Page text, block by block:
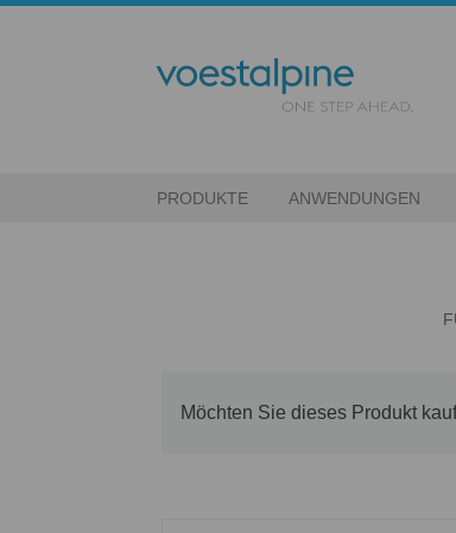
PRODUKTE ANWENDUNGEN
Möchten Sie dieses Produkt